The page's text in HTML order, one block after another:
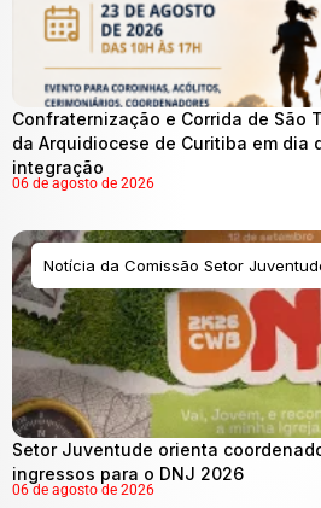
Confraternização e Corrida de São
da Arquidiocese de Curitiba em dia
integração
06 de agosto de 2026
Notícia da Comissão Setor
Setor Juventude orienta
ingressos para o DNJ 2026
06 de agosto de 2026